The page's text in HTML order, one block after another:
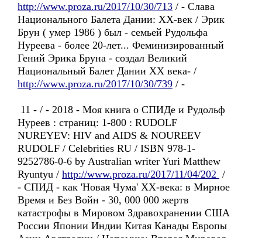
http://www.proza.ru/2017/10/30/713 / - Слава
Национального Балета Дании: ХХ-век / Эрик
Брун ( умер 1986 ) был - семьей Рудольфа
Нуреева - более 20-лет... Феминизированный
Гений Эрика Бруна - создал Великий
Национальный Балет Дании ХХ века- /
http://www.proza.ru/2017/10/30/739 / -
11 - / - 2018 - Моя книга о СПИДе и Рудольф
Нуреев : страниц: 1-800 : RUDOLF
NUREYEV: HIV and AIDS & NOUREEV
RUDOLF / Celebrities RU / ISBN 978-1-
9252786-0-6 by Australian writer Yuri Matthew
Ryuntyu / http://www.proza.ru/2017/11/04/202 /
- СПИД - как 'Новая Чума' ХХ-века: в Мирное
Время и Без Войн - 30, 000 000 жертв
катастрофы в Мировом Здравохранении США
России Японии Индии Китая Канады Европы